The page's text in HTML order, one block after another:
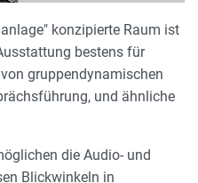
konzipierte Raum ist
bestens für
gruppendynamischen
und ähnliche
die Audio- und
Blickwinkeln in